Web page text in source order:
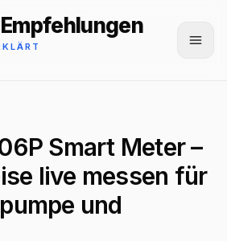
Smart Meter –
live messen für
und